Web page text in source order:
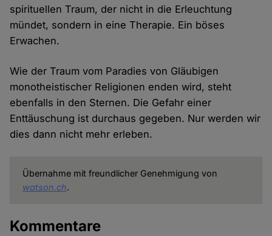
spirituellen Traum, der nicht in die Erleuchtung
mündet, sondern in eine Therapie. Ein böses
Erwachen.
Wie der Traum vom Paradies von Gläubigen
monotheistischer Religionen enden wird, steht
ebenfalls in den Sternen. Die Gefahr einer
Enttäuschung ist durchaus gegeben. Nur werden wir
dies dann nicht mehr erleben.
Übernahme mit freundlicher Genehmigung von
watson.ch.
Kommentare